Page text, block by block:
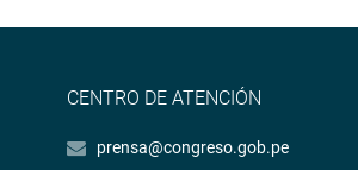
CENTRO DE ATENCIÓN
prensa@congreso.gob.pe